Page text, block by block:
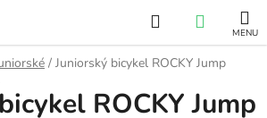
Hľadať
KOŠÍK
/ Juniorský bicykel ROCKY Jump
ROCKY Jump